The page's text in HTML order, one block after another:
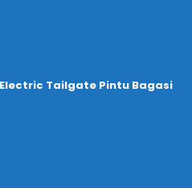
Electric Tailgate Pintu Bagasi